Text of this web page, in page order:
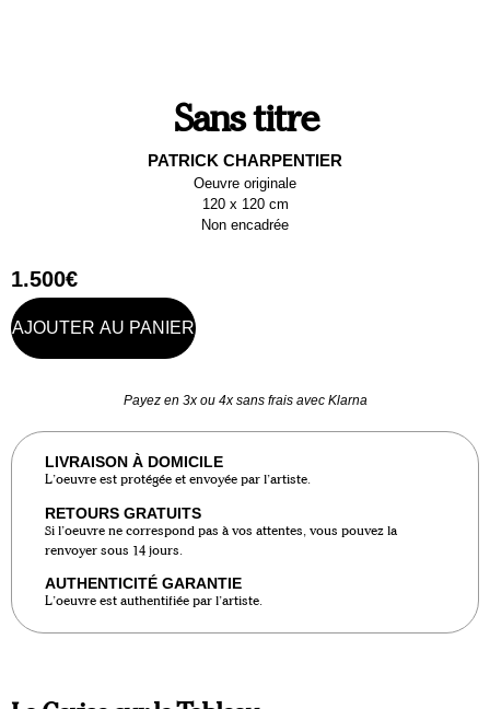
Sans titre
PATRICK CHARPENTIER
Oeuvre originale
120 x 120 cm
Non encadrée
1.500€
AJOUTER AU PANIER
Payez en 3x ou 4x sans frais avec Klarna
LIVRAISON À DOMICILE
L’oeuvre est protégée et envoyée par l’artiste.
RETOURS GRATUITS
Si l’oeuvre ne correspond pas à vos attentes, vous pouvez la
renvoyer sous 14 jours.
AUTHENTICITÉ GARANTIE
L’oeuvre est authentifiée par l’artiste.